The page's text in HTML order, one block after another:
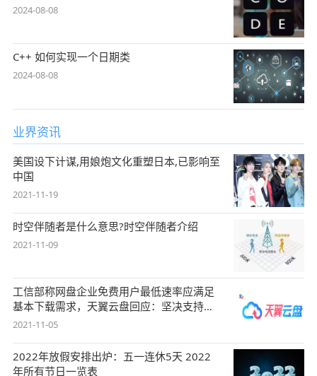
2024-08-08
C++ 如何实现一个日期类
2024-08-08
业界资讯
美国设下计谋,用娘炮文化重塑日本,已影响至
中国
2021-11-19
时空伴随者是什么意思?时空伴随者介绍
2021-11-09
工信部称网盘企业免费用户最低速率应满足
基本下载需求，天翼云盘回应：坚决支持，
始终
2021-11-05
2022年放假安排出炉：五一连休5天 2022
年所有节日一览表